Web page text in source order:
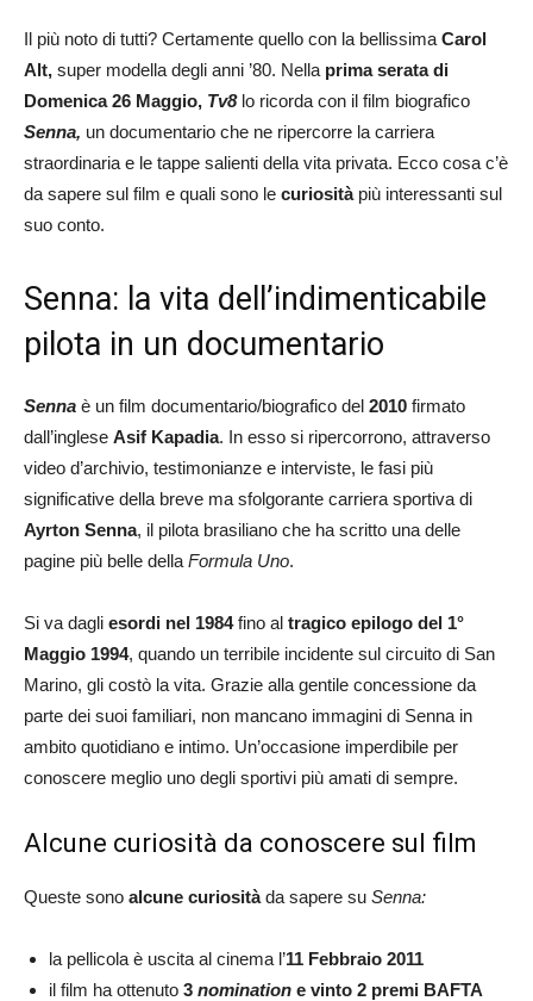
Il più noto di tutti? Certamente quello con la bellissima Carol
Alt, super modella degli anni ’80. Nella prima serata di
Domenica 26 Maggio, Tv8lo ricorda con il film biografico
Senna, un documentario che ne ripercorre la carriera
straordinaria e le tappe salienti della vita privata. Ecco cosa c’è
da sapere sul film e quali sono le curiositàpiù interessanti sul
suo conto.
Senna: la vita dell’indimenticabile
pilota in un documentario
Senna è un film documentario/biografico del 2010 firmato
dall’inglese Asif Kapadia. In esso si ripercorrono, attraverso
video d’archivio, testimonianze e interviste, le fasi più
significative della breve ma sfolgorante carriera sportiva di
Ayrton Senna, il pilota brasiliano che ha scritto una delle
pagine più belle della Formula Uno.
Si va dagli esordi nel 1984fino al tragico epilogo del 1°
Maggio 1994, quando un terribile incidente sul circuito di San
Marino, gli costò la vita. Grazie alla gentile concessione da
parte dei suoi familiari, non mancano immagini di Senna in
ambito quotidiano e intimo. Un’occasione imperdibile per
conoscere meglio uno degli sportivi più amati di sempre.
Alcune curiosità da conoscere sul film
Queste sono alcune curiositàda sapere su Senna:
la pellicola è uscita al cinema l’11 Febbraio 2011
il film ha ottenuto 3 nomination e vinto 2 premi BAFTA